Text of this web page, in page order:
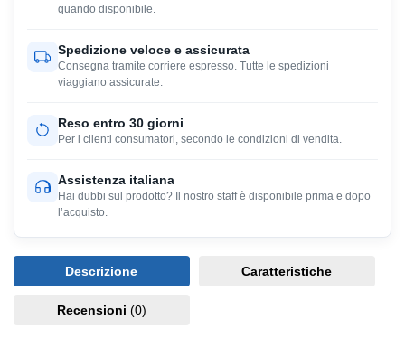
quando disponibile.
Spedizione veloce e assicurata
Consegna tramite corriere espresso. Tutte le spedizioni
viaggiano assicurate.
Reso entro 30 giorni
Per i clienti consumatori, secondo le condizioni di vendita.
Assistenza italiana
Hai dubbi sul prodotto? Il nostro staff è disponibile prima e dopo
l’acquisto.
Descrizione Caratteristiche
Recensioni (0)